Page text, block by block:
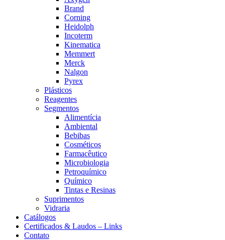
Brand
Corning
Heidolph
Incoterm
Kinematica
Memmert
Merck
Nalgon
Pyrex
Plásticos
Reagentes
Segmentos
Alimentícia
Ambiental
Bebibas
Cosméticos
Farmacêutico
Microbiologia
Petroquímico
Químico
Tintas e Resinas
Suprimentos
Vidraria
Catálogos
Certificados & Laudos – Links
Contato